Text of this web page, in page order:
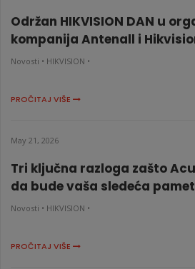
Održan HIKVISION DAN u
kompanija Antenall i
Novosti • HIKVISION •
PROČITAJ VIŠE
May 21, 2026
Tri ključna razloga zašto
da bude vaša sledeća
Novosti • HIKVISION •
PROČITAJ VIŠE